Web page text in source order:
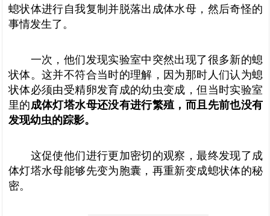
螅状体进行自我复制并脱落出成体水母，然后奇怪的
事情发生了。
一次，他们发现实验室中突然出现了很多新的螅
状体。这并不符合当时的理解，因为那时人们认为螅
状体必须由受精卵发育成的幼虫变成，但当时实验室
里的成体灯塔水母还没有进行繁殖，而且先前也没有
发现幼虫的踪影。
这促使他们进行更加密切的观察，最终发现了成
体灯塔水母能够先变为胞囊，再重新变成螅状体的秘
密。